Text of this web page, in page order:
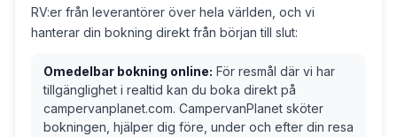
RV:er från leverantörer över hela världen, och vi
hanterar din bokning direkt från början till slut:
Omedelbar bokning online: För resmål där vi har
tillgänglighet i realtid kan du boka direkt på
campervanplanet.com. CampervanPlanet sköter
bokningen, hjälper dig före, under och efter din resa